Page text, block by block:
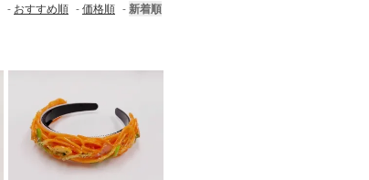
- おすすめ順 -価格順 -新着順